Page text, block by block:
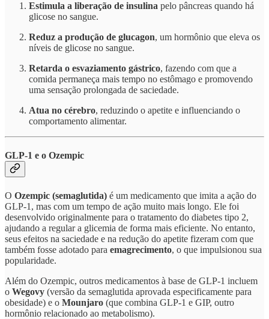
Estimula a liberação de insulina pelo pâncreas quando há
glicose no sangue.
Reduz a produção de glucagon, um hormônio que eleva os
níveis de glicose no sangue.
Retarda o esvaziamento gástrico, fazendo com que a
comida permaneça mais tempo no estômago e promovendo
uma sensação prolongada de saciedade.
Atua no cérebro, reduzindo o apetite e influenciando o
comportamento alimentar.
GLP-1 e o Ozempic
O Ozempic (semaglutida) é um medicamento que imita a ação do
GLP-1, mas com um tempo de ação muito mais longo. Ele foi
desenvolvido originalmente para o tratamento do diabetes tipo 2,
ajudando a regular a glicemia de forma mais eficiente. No entanto,
seus efeitos na saciedade e na redução do apetite fizeram com que
também fosse adotado para emagrecimento, o que impulsionou sua
popularidade.
Além do Ozempic, outros medicamentos à base de GLP-1 incluem
o Wegovy (versão da semaglutida aprovada especificamente para
obesidade) e o Mounjaro (que combina GLP-1 e GIP, outro
hormônio relacionado ao metabolismo).